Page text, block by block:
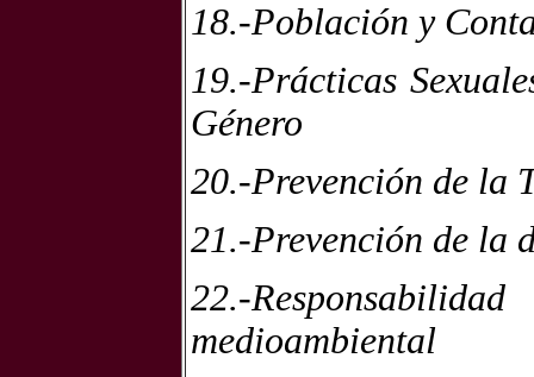
18.-Población y
19.-Prácticas
Género
20.-Prevención de la
21.-Prevención de la
22.-
medioambiental